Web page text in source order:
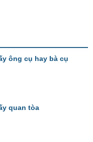
ông cụ hay bà cụ
quan tòa